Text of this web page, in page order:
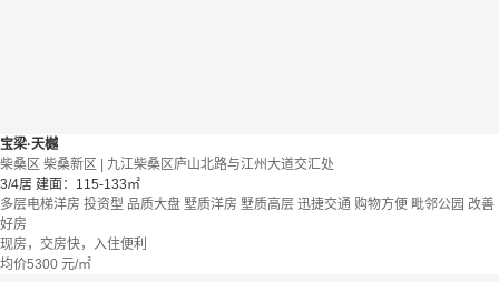
宝梁·天樾
柴桑区 柴桑新区 | 九江柴桑区庐山北路与江州大道交汇处
3/4居 建面：115-133㎡
多层电梯洋房 投资型 品质大盘 墅质洋房 墅质高层 迅捷交通 购物方便 毗邻公园 改善
好房
现房，交房快，入住便利
均价5300 元/㎡